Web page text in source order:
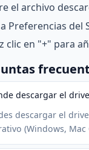
el archivo
Preferencias del
clic en "+" para
descargar el
descargar el
(Windows, Mac